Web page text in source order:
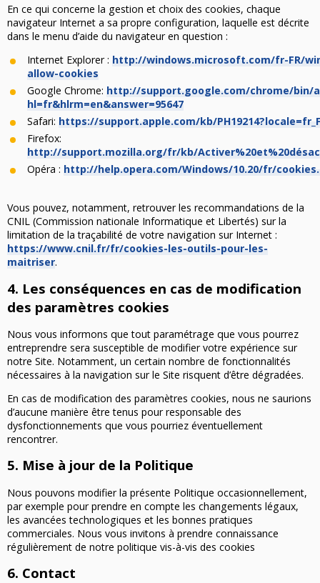
En ce qui concerne la gestion et choix des cookies, chaque
navigateur Internet a sa propre configuration, laquelle est décrite
dans le menu d’aide du navigateur en question :
Internet Explorer : http://windows.microsoft.com/fr-FR/
allow-cookies
Google Chrome: http://support.google.com/chrome/bin/
hl=fr&hlrm=en&answer=95647
Safari: https://support.apple.com/kb/
Firefox:
http://support.mozilla.org/fr/kb/
Opéra : http://help.opera.com/Windows/10.20/fr/
Vous pouvez, notamment, retrouver les recommandations de la
CNIL (Commission nationale Informatique et Libertés) sur la
limitation de la traçabilité de votre navigation sur Internet :
https://www.cnil.fr/fr/cookies-les-outils-pour-les-
maitriser.
4. Les conséquences en cas de modification
des paramètres cookies
Nous vous informons que tout paramétrage que vous pourrez
entreprendre sera susceptible de modifier votre expérience sur
notre Site. Notamment, un certain nombre de fonctionnalités
nécessaires à la navigation sur le Site risquent d’être dégradées.
En cas de modification des paramètres cookies, nous ne saurions
d’aucune manière être tenus pour responsable des
dysfonctionnements que vous pourriez éventuellement
rencontrer.
5. Mise à jour de la Politique
Nous pouvons modifier la présente Politique occasionnellement,
par exemple pour prendre en compte les changements légaux,
les avancées technologiques et les bonnes pratiques
commerciales. Nous vous invitons à prendre connaissance
régulièrement de notre politique vis-à-vis des cookies
6. Contact